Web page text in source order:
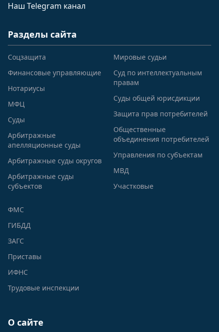
Наш Telegram канал
Разделы сайта
Соцзащита
Финансовые управляющие
Нотариусы
МФЦ
Суды
Арбитражные
апелляционные суды
Арбитражные суды округов
Арбитражные суды
субъектов
Мировые судьи
Суд по интеллектуальным
правам
Суды общей юрисдикции
Защита прав потребителей
Общественные
объединения потребителей
Управления по субъектам
МВД
Участковые
ФМС
ГИБДД
ЗАГС
Приставы
ИФНС
Трудовые инспекции
О сайте